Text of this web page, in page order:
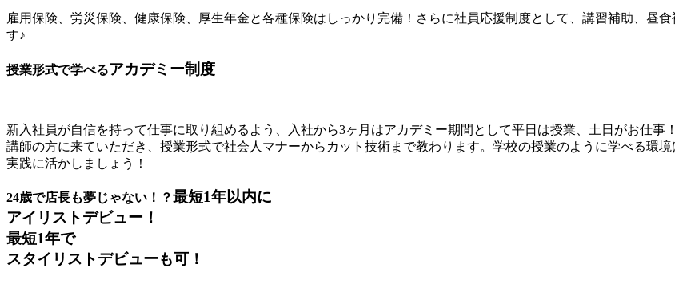
雇用保険、労災保険、健康保険、厚生年金と各種保険はしっかり完備！さらに社員応援制度として、講習補助、昼
す♪
授業形式で学べるアカデミー制度
新入社員が自信を持って仕事に取り組めるよう、入社から3ヶ月はアカデミー期間として平日は授業、土日がお仕事！
講師の方に来ていただき、授業形式で社会人マナーからカット技術まで教わります。学校の授業のように学べる環
実践に活かしましょう！
24歳で店長も夢じゃない！？最短1年以内に
アイリストデビュー！
最短1年で
スタイリストデビューも可！